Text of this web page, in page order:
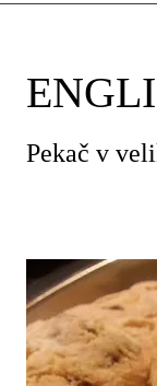
Pekač v